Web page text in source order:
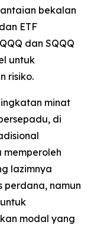
bekalan
ETF
dan SQQQ
untuk
risiko.
minat
di
memperoleh
lazimnya
perdana, namun
modal yang